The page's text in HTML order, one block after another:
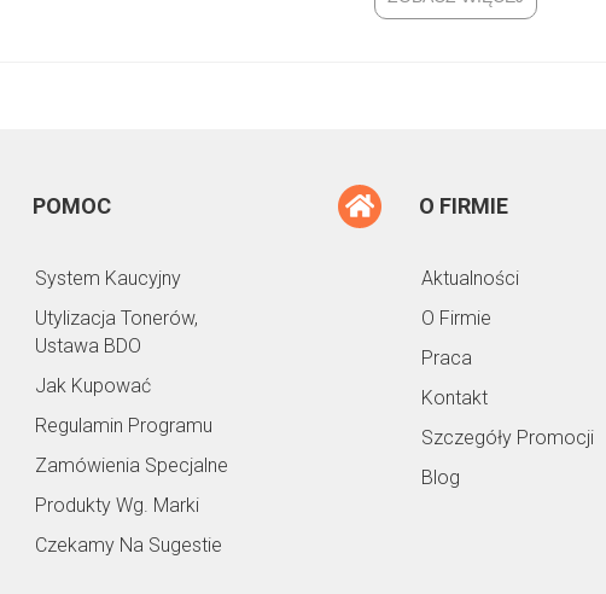
POMOC
System Kaucyjny
Utylizacja Tonerów,
Ustawa BDO
Jak Kupować
Regulamin Programu
Zamówienia Specjalne
Produkty Wg. Marki
Czekamy Na Sugestie
O FIRMIE
Aktualności
O Firmie
Praca
Kontakt
Szczegóły Promocji
Blog